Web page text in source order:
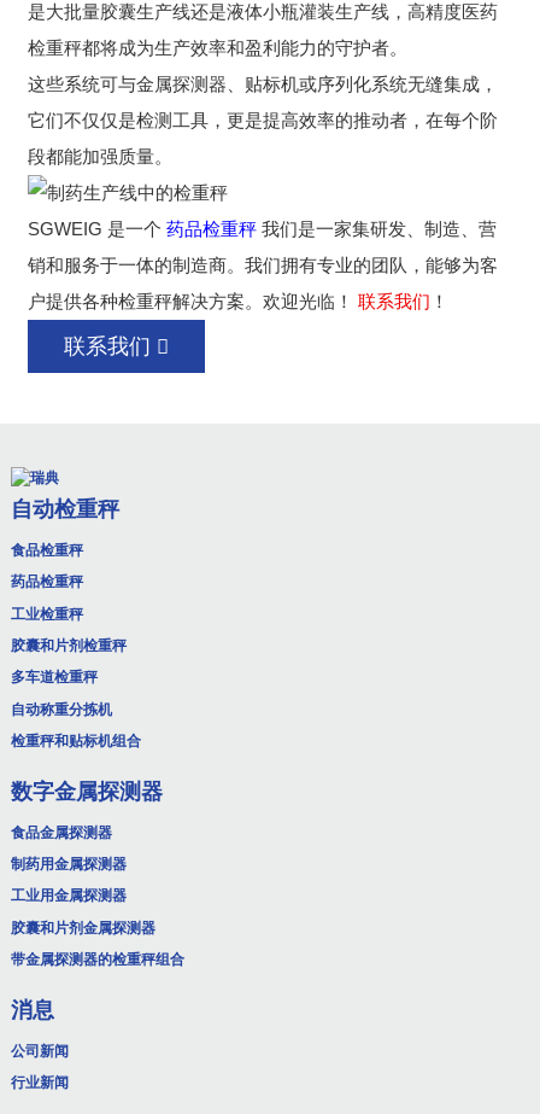
是大批量胶囊生产线还是液体小瓶灌装生产线，高精度医药
检重秤都将成为生产效率和盈利能力的守护者。
这些系统可与金属探测器、贴标机或序列化系统无缝集成，
它们不仅仅是检测工具，更是提高效率的推动者，在每个阶
段都能加强质量。
SGWEIG 是一个 药品检重秤我们是一家集研发、制造、营
销和服务于一体的制造商。我们拥有专业的团队，能够为客
户提供各种检重秤解决方案。欢迎光临！ 联系我们 ！
联系我们
自动检重秤
食品检重秤
药品检重秤
工业检重秤
胶囊和片剂检重秤
多车道检重秤
自动称重分拣机
检重秤和贴标机组合
数字金属探测器
食品金属探测器
制药用金属探测器
工业用金属探测器
胶囊和片剂金属探测器
带金属探测器的检重秤组合
消息
公司新闻
行业新闻